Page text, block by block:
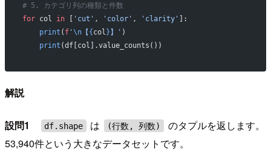
# 5. カテゴリ列の種類と件数
for col in [ 'cut' , 'color' , 'clarity' ]:
    print
( f' \n【{col }】' )
    print
(df[col].value_counts())
解説
設問1 df.shape は (行数, 列数)
のタプルを返します。
53,940件という大きなデータセットです。